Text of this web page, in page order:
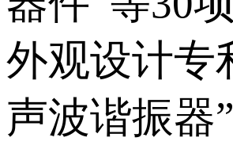
外观设计专
声波谐振器